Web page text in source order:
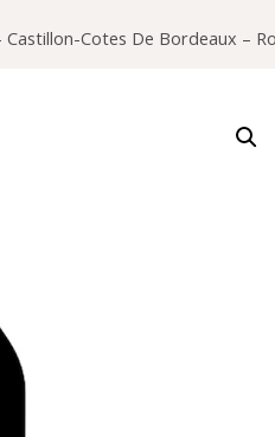
Castillon-Cotes De Bordeaux –